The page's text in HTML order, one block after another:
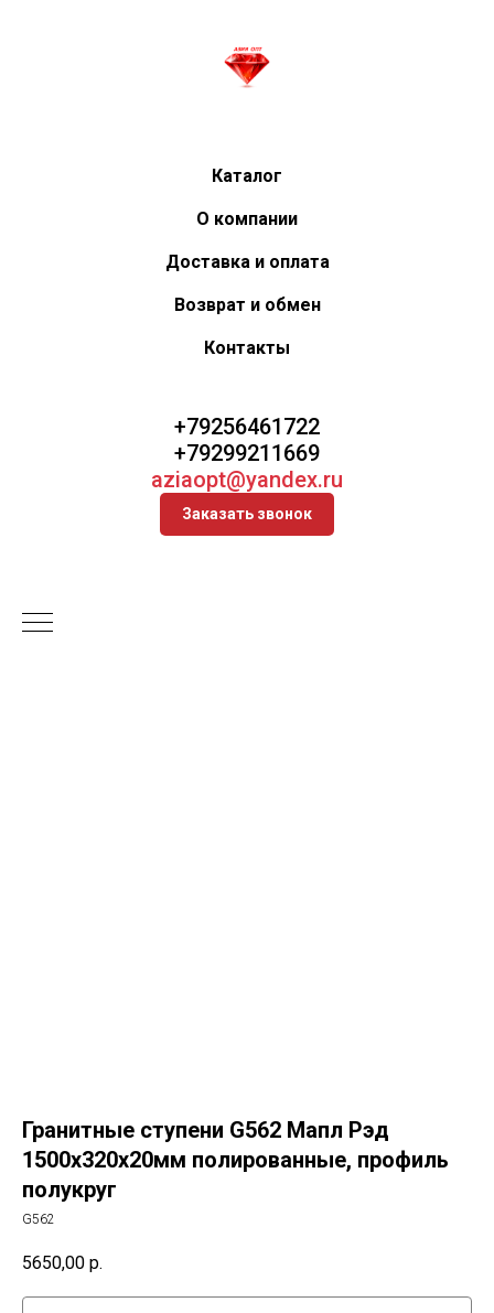
Каталог
О компании
Доставка и оплата
Возврат и обмен
Контакты
+79256461722
+79299211669
aziaopt@yandex.ru
Заказать звонок
Гранитные ступени G562 Мапл Рэд
1500х320х20мм полированные, профиль
полукруг
G562
5650,00 р.